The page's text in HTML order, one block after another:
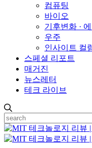
컴퓨팅
바이오
기후변화 · 에
우주
인사이트 컬
스페셜 리포트
매거진
뉴스레터
테크 라이브